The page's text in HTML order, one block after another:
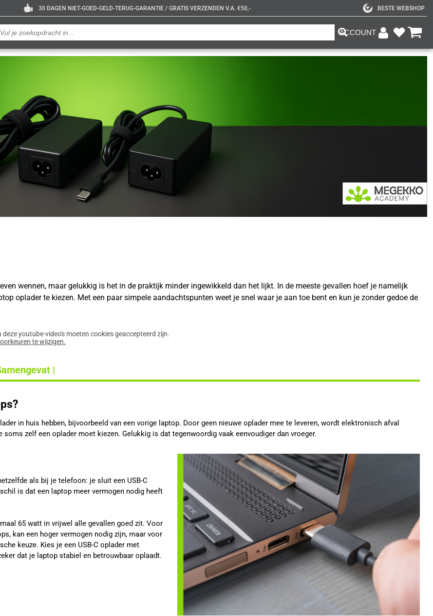
30 DAGEN NIET-GOED-GELD-TERUG-GARANTIE / GRATIS VERZENDEN V.A. €50,- BESTE WEBSHOP
ACCOUNT
wennen, maar gelukkig is het in de praktijk minder ingewikkeld dan het lijkt. In de meeste gevallen hoef je namelijk
oplader te kiezen. Met een paar simpele aandachtspunten weet je snel waar je aan toe bent en kun je zonder gedoe de
youtube-video's moeten cookies geaccepteerd zijn.
te wijzigen.
|
in huis hebben, bijvoorbeeld van een vorige laptop. Door geen nieuwe oplader mee te leveren, wordt elektronisch afval
zelf een oplader moet kiezen. Gelukkig is dat tegenwoordig vaak eenvoudiger dan vroeger.
als bij je telefoon: je sluit een USB-C
is dat een laptop meer vermogen nodig heeft
65 watt in vrijwel alle gevallen goed zit. Voor
kan een hoger vermogen nodig zijn, maar voor
keuze. Kies je een USB-C oplader met
dat je laptop stabiel en betrouwbaar oplaadt.